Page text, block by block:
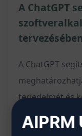
A ChatGPT
A ChatGPT
terjedelmét és
azonosíthatják
lehetőségeket.
AIPRM